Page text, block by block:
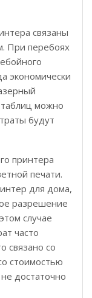
связаны
При перебоях
экономически
можно
будут
принтера
печати.
для дома,
разрешение
случае
часто
связано со
стоимостью
достаточно